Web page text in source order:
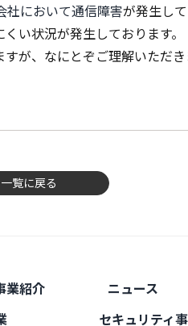
社において通信障害が発生して
い状況が発生しております。
が、なにとぞご理解いただ
一覧に戻る
業紹介 ニュース
セキュリティ